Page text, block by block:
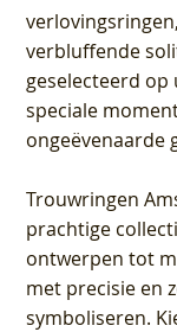
verbluffende
geselecteerd
speciale
ongeëvenaarde
Trouwringen
prachtige
ontwerpen tot
met precisie en
symboliseren.